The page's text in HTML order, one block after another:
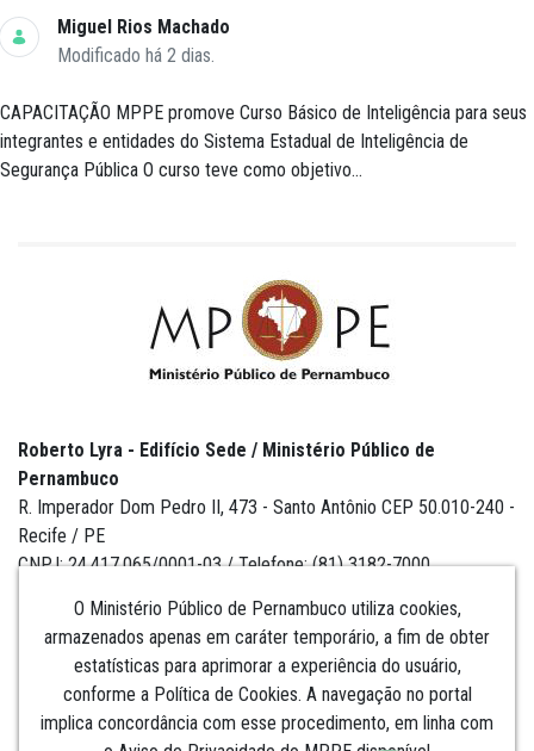
Miguel Rios Machado
Modificado há 2 dias.
CAPACITAÇÃO MPPE promove Curso Básico de Inteligência para seus
integrantes e entidades do Sistema Estadual de Inteligência de
Segurança Pública O curso teve como objetivo...
O Ministério Público de Pernambuco utiliza cookies,
armazenados apenas em caráter temporário, a fim de obter
estatísticas para aprimorar a experiência do usuário,
conforme a Política de Cookies. A navegação no portal
implica concordância com esse procedimento, em linha com
Roberto Lyra - Edifício Sede / Ministério Público de
Pernambuco
R. Imperador Dom Pedro II, 473 - Santo Antônio CEP 50.010-240 -
Recife / PE
CNPJ: 24.417.065/0001-03 / Telefone: (81) 3182-7000
Institucional
Comunicação